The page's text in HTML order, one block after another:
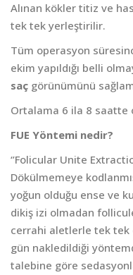
Alınan kökler titiz ve
tek tek yerleştirilir.
Tüm operasyon
ekim yapıldığı belli
saç görünümünü
Ortalama 6 ila 8 saatte
FUE Yöntemi nedir?
‘’Folicular Unite
Dökülmemeye
yoğun olduğu ense ve
dikiş izi olmadan
cerrahi aletlerle tek tek
gün nakledildiği
talebine göre